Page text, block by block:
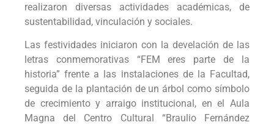
realizaron diversas actividades académicas, de
sustentabilidad, vinculación y sociales.
Las festividades iniciaron con la develación de las
letras conmemorativas “FEM eres parte de la
historia” frente a las instalaciones de la Facultad,
seguida de la plantación de un árbol como símbolo
de crecimiento y arraigo institucional, en el Aula
Magna del Centro Cultural “Braulio Fernández